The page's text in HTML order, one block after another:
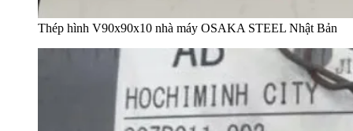
Thép hình V90x90x10 nhà máy OSAKA STEEL Nhật Bản